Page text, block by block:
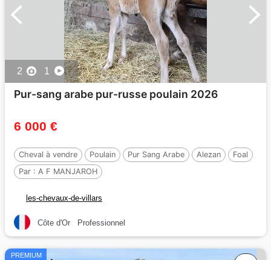
2 1
Pur-sang arabe pur-russe poulain 2026
6 000 €
Cheval à vendre Poulain Pur Sang Arabe Alezan
Foal
Par : A F MANJAROH
les-chevaux-de-villars
Côte d'Or Professionnel
PREMIUM